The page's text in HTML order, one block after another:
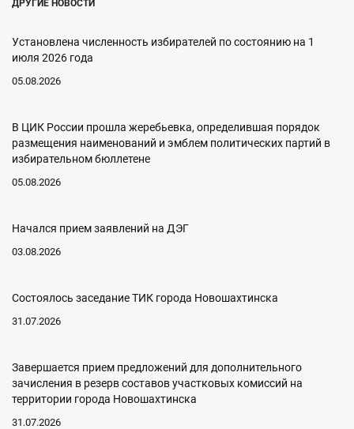
ДРУГИЕ НОВОСТИ
Установлена численность избирателей по состоянию на 1
июля 2026 года
05.08.2026
В ЦИК России прошла жеребьевка, определившая порядок
размещения наименований и эмблем политических партий в
избирательном бюллетене
05.08.2026
Начался прием заявлений на ДЭГ
03.08.2026
Состоялось заседание ТИК города Новошахтинска
31.07.2026
Завершается прием предложений для дополнительного
зачисления в резерв составов участковых комиссий на
территории города Новошахтинска
31.07.2026